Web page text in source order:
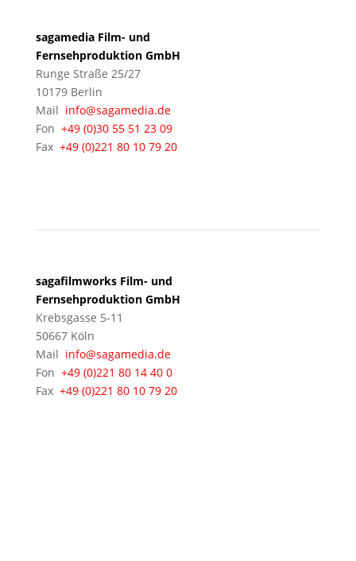
sagamedia Film- und
Fernsehproduktion GmbH
Runge Straße 25/27
10179 Berlin
Mail info@sagamedia.de
Fon +49 (0)30 55 51 23 09
Fax +49 (0)221 80 10 79 20
sagafilmworks Film- und
Fernsehproduktion GmbH
Krebsgasse 5-11
50667 Köln
Mail info@sagamedia.de
Fon +49 (0)221 80 14 40 0
Fax +49 (0)221 80 10 79 20